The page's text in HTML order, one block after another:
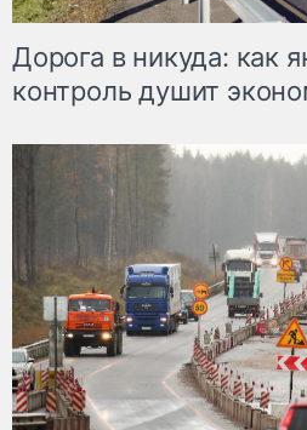
Дорога в никуда: как
контроль душит